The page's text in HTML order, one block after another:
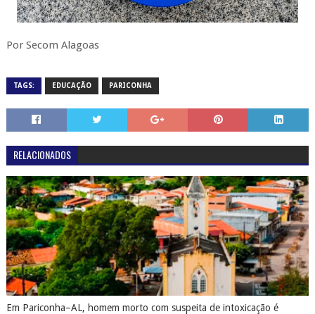
Por Secom Alagoas
TAGS: EDUCAÇÃO PARICONHA
RELACIONADOS
Em Pariconha–AL, homem morto com suspeita de intoxicação é